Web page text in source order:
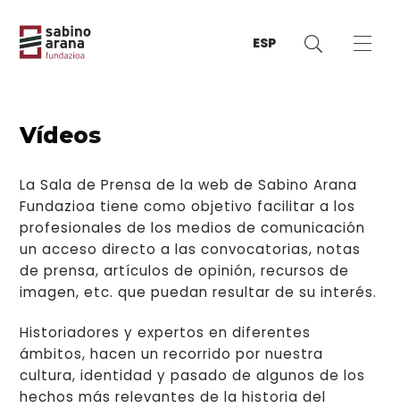
ESP
Vídeos
La Sala de Prensa de la web de Sabino Arana
Fundazioa tiene como objetivo facilitar a los
profesionales de los medios de comunicación
un acceso directo a las convocatorias, notas
de prensa, artículos de opinión, recursos de
imagen, etc. que puedan resultar de su interés.
Historiadores y expertos en diferentes
ámbitos, hacen un recorrido por nuestra
cultura, identidad y pasado de algunos de los
hechos más relevantes de la historia del